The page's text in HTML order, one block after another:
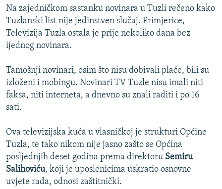
Na zajedničkom sastanku novinara u Tuzli rečeno kako
Tuzlanski list nije jedinstven slučaj. Primjerice,
Televizija Tuzla ostala je prije nekoliko dana bez
ijednog novinara.
Tamošnji novinari, osim što nisu dobivali plaće, bili su
izloženi i mobingu. Novinari TV Tuzle nisu imali niti
faksa, niti interneta, a dnevno su znali raditi i po 16
sati.
Ova televizijska kuća u vlasničkoj je strukturi Općine
Tuzla, te tako nikom nije jasno zašto se Općina
posljednjih deset godina prema direktoru Semiru
Salihoviću, koji je uposlenicima uskratio osnovne
uvjete rada, odnosi zaštitnički.